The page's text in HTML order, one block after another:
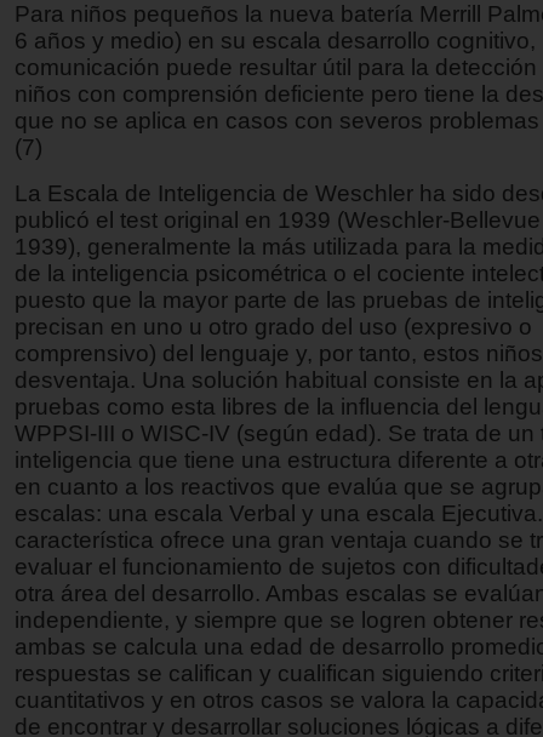
Para niños pequeños la nueva batería Merrill
6 años y medio) en su escala desarrollo cognitivo,
comunicación puede resultar útil para la
niños con comprensión deficiente pero tiene la
que no se aplica en casos con severos
(7)
La Escala de Inteligencia de Weschler ha sido
publicó el test original en 1939 (Weschler-
1939), generalmente la más utilizada para la
de la inteligencia psicométrica o el cociente
puesto que la mayor parte de las pruebas de
precisan en uno u otro grado del uso (expresivo o
comprensivo) del lenguaje y, por tanto, estos
desventaja. Una solución habitual consiste en la
pruebas como esta libres de la influencia del
WPPSI-III o WISC-IV (según edad). Se trata de un
inteligencia que tiene una estructura diferente a
en cuanto a los reactivos que evalúa que se
escalas: una escala Verbal y una escala
característica ofrece una gran ventaja cuando se
evaluar el funcionamiento de sujetos con
otra área del desarrollo. Ambas escalas se
independiente, y siempre que se logren obtener
ambas se calcula una edad de desarrollo
respuestas se califican y cualifican siguiendo
cuantitativos y en otros casos se valora la
de encontrar y desarrollar soluciones lógicas a